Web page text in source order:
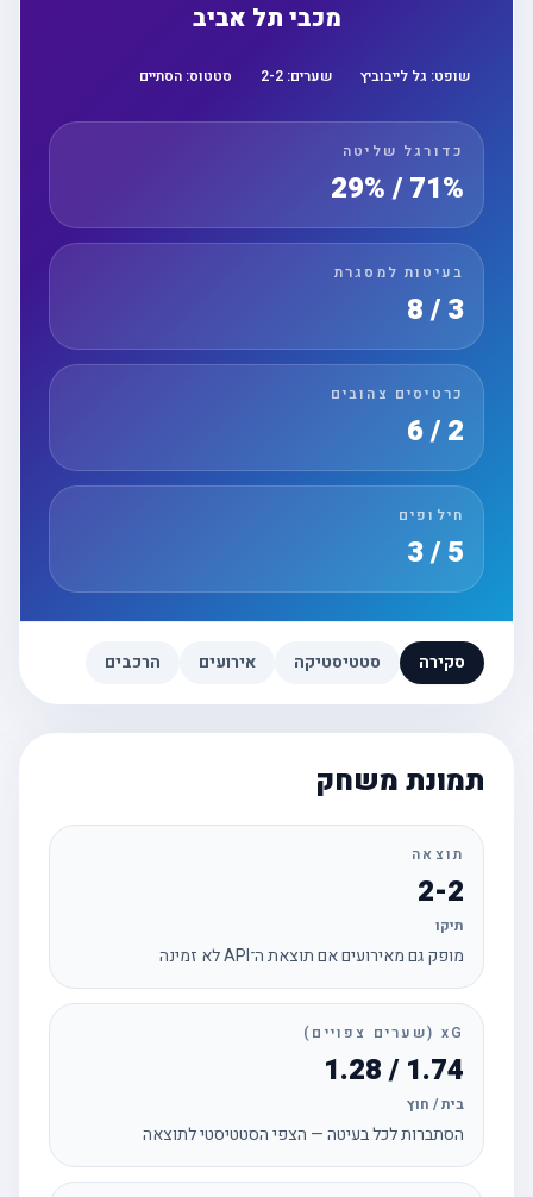
מכבי תל אביב
שופט:גל לייבוביץ שערים: 2 -2 סטטוס:הסתיים
כדורגל שליטה
71% / 29%
בעיטות למסגרת
3 / 8
כרטיסים צהובים
חילופים
סקירה סטטיסטיקה אירועים הרכבים
תמונת משחק
תוצאה
2-2
תיקו
מופק גם מאירועים אם תוצאת ה־API לא זמינה
xG (שערים צפויים)
1.74 / 1.28
בית / חוץ
הסתברות לכל בעיטה — הצפי הסטטיסטי לתוצאה